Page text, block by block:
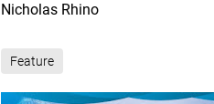
Nicholas Rhino
Feature